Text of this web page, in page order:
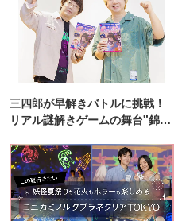
三四郎が早解きバトルに挑戦！
リアル謎解きゲームの舞台"錦糸